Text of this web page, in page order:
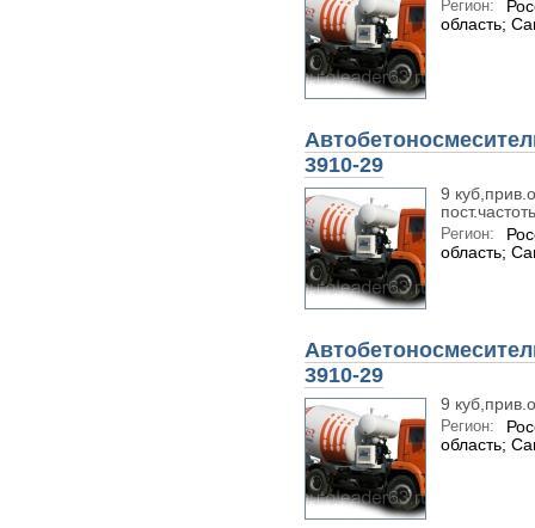
Регион:
область;
3910-29
9
Регион:
область;
3910-29
9
Регион:
область;